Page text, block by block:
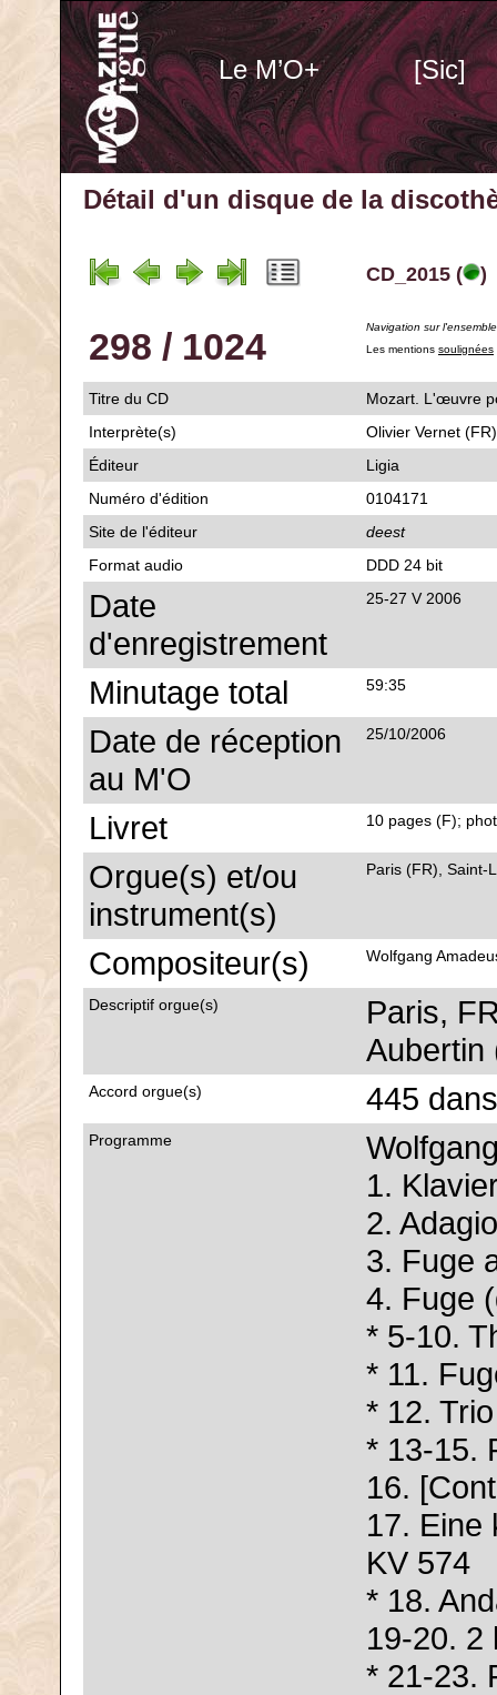
Le M’O+ [Sic]
Détail d'un disque de la
CD_2015 ( )
298 / 1024
Navigation sur
Les mentions soulignées
Titre du CD
Mozart.
Interprète(s)
Olivier Vernet
Éditeur
Ligia
Numéro d'édition
0104171
Site de l'éditeur
deest
Format audio
DDD 24 bit
Date
d'enregistrement
25-27 V 2006
Minutage total 59:35
Date de réception
au M'O
25/10/2006
Livret 10 pages (F);
Orgue(s) et/ou
instrument(s)
Paris (FR), Saint-
Compositeur(s) Wolfgang
Descriptif orgue(s)
Paris,
Aubertin
Accord orgue(s) 445
Programme
1.
2.
3. Fuge
4. Fuge
* 5-10.
* 11.
* 12.
* 13-15.
16.
17. Eine
KV 574
* 18.
19-20. 2
* 21-23.